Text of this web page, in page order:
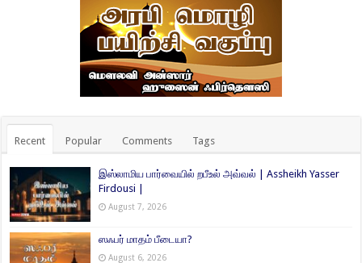
Recent Popular Comments Tags
இஸ்லாமிய பார்வையில் றபீஉல் அவ்வல் | Assheikh Yasser
Firdousi |
August 7, 2026
ஸஃபர் மாதம் பீடையா?
August 6, 2026